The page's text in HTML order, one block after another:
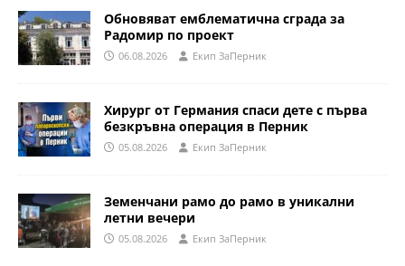
Обновяват емблематична сграда за
Радомир по проект
06.08.2026 Eкип ЗаПерник
Хирург от Германия спаси дете с първа
безкръвна операция в Перник
05.08.2026 Eкип ЗаПерник
Земенчани рамо до рамо в уникални
летни вечери
05.08.2026 Eкип ЗаПерник